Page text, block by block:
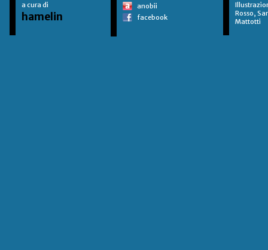
a cura di
hamelin
anobii
facebook
Rosso,
Mattotti